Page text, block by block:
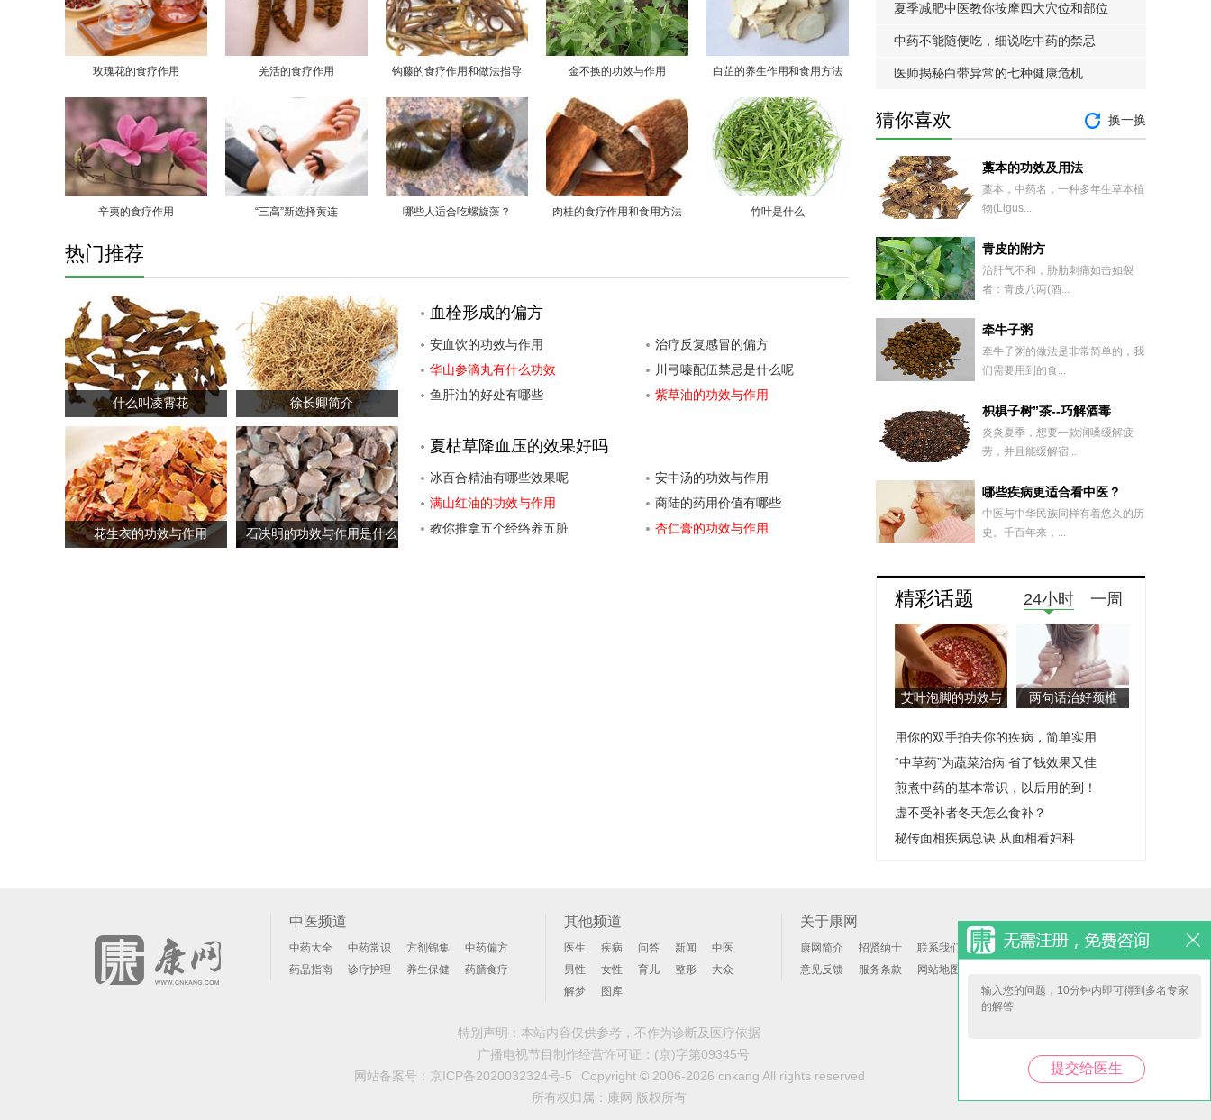
玫瑰花的食疗作用 羌活的食疗作用 钩藤的食疗作用和做法指导 金不换的功效与作用 白芷的养生作用和食用方法
辛夷的食疗作用 “三高”新选择黄连 哪些人适合吃螺旋藻？ 肉桂的食疗作用和食用方法 竹叶是什么
热门推荐
什么叫凌霄花 徐长卿简介
花生衣的功效与作用 石决明的功效与作用是什么
血栓形成的偏方
安血饮的功效与作用
治疗反复感冒的偏方
华山参滴丸有什么功效
川弓嗪配伍禁忌是什么呢
鱼肝油的好处有哪些
紫草油的功效与作用
夏枯草降血压的效果好吗
冰百合精油有哪些效果呢
安中汤的功效与作用
满山红油的功效与作用
商陆的药用价值有哪些
教你推拿五个经络养五脏
杏仁膏的功效与作用
夏季减肥中医教你按摩四大穴位和部位
中药不能随便吃，细说吃中药的禁忌
医师揭秘白带异常的七种健康危机
猜你喜欢 换一换
藁本的功效及用法
藁本，中药名，一种多年生草本植
物(Ligus...
青皮的附方
治肝气不和，胁肋刺痛如击如裂
者：青皮八两(酒...
牵牛子粥
牵牛子粥的做法是非常简单的，我
们需要用到的食...
枳椇子树”茶--巧解酒毒
炎炎夏季，想要一款润嗓缓解疲
劳，并且能缓解宿...
哪些疾病更适合看中医？
中医与中华民族同样有着悠久的历
史。千百年来，...
精彩话题 24小时 一周
艾叶泡脚的功效与
两句话治好颈椎
用你的双手拍去你的疾病，简单实用
“中草药”为蔬菜治病 省了钱效果又佳
煎煮中药的基本常识，以后用的到！
虚不受补者冬天怎么食补？
秘传面相疾病总诀 从面相看妇科
中医频道
中药大全 中药常识 方剂锦集
中药偏方
药品指南
诊疗护理 养生保健 药膳食疗
其他频道
医生 疾病 问答 新闻
中医
男性
女性 育儿 整形
大众
解梦
图库
关于康网
康网简介 招贤纳士
联系我们
意见反馈
服务条款 网站地图
特别声明：本站内容仅供参考，不作为诊断及医疗依据
广播电视节目制作经营许可证： (京)字第09345号
网站备案号： 京ICP备2020032324号-5
Copyright © 2006-2026 cnkang All rights reserved
所有权归属：康网 版权所有